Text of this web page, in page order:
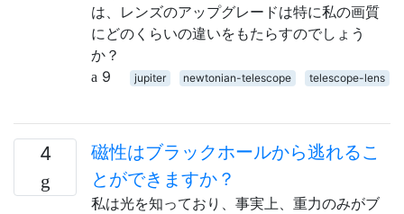
は、レンズのアップグレードは特に私の画質
にどのくらいの違いをもたらすのでしょう
か？
9
jupiter newtonian-telescope telescope-lens
4
磁性はブラックホールから逃れるこ
とができますか？
私は光を知っており、事実上、重力のみがブ